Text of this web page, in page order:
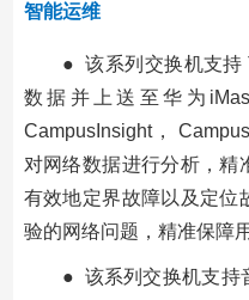
智能运维
● 该系列交换机支持
数据并上送至华为
CampusInsight，
对网络数据进行分析，精
有效地定界故障以及定位
验的网络问题，精准保障
● 该系列交换机支持